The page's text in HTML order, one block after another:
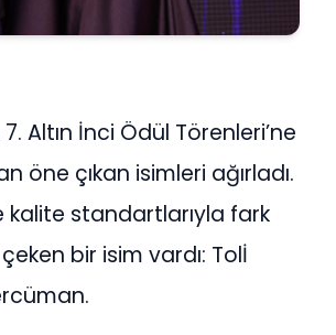
Altın İnci Ödül Törenleri’ne
öne çıkan isimleri ağırladı.
standartlarıyla fark
bir isim vardı: Tolİ